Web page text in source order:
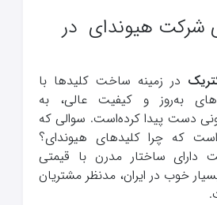
شرکت هیوندای در
در زمینه ساخت کلیدها با
به‌روز و کیفیت عالی، به
دست پیدا کرده‌است. سوالی که
که چرا کلیدهای هیوندای؟
دارای ساختار مدرن با قیمتی
خوب در ایران، مدنظر مشتریان